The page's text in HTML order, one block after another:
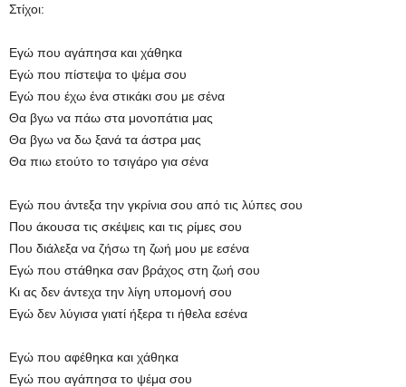
Στίχοι:
Εγώ που αγάπησα και χάθηκα
Εγώ που πίστεψα το ψέμα σου
Εγώ που έχω ένα στικάκι σου με σένα
Θα βγω να πάω στα μονοπάτια μας
Θα βγω να δω ξανά τα άστρα μας
Θα πιω ετούτο το τσιγάρο για σένα
Εγώ που άντεξα την γκρίνια σου από τις λύπες σου
Που άκουσα τις σκέψεις και τις ρίμες σου
Που διάλεξα να ζήσω τη ζωή μου με εσένα
Εγώ που στάθηκα σαν βράχος στη ζωή σου
Κι ας δεν άντεχα την λίγη υπομονή σου
Εγώ δεν λύγισα γιατί ήξερα τι ήθελα εσένα
Εγώ που αφέθηκα και χάθηκα
Εγώ που αγάπησα το ψέμα σου